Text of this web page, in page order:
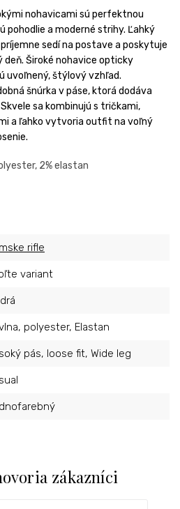
nohavicami sú perfektnou
pohodlie a moderné strihy. Ľahký
sedí na postave a poskytuje
Široké nohavice opticky
uvoľnený, štýlový vzhľad.
šnúrka v páse, ktorá dodáva
sa kombinujú s tričkami,
a ľahko vytvoria outfit na voľný
2% elastan
rifle
variant
polyester, Elastan
pás, loose fit, Wide leg
zákazníci